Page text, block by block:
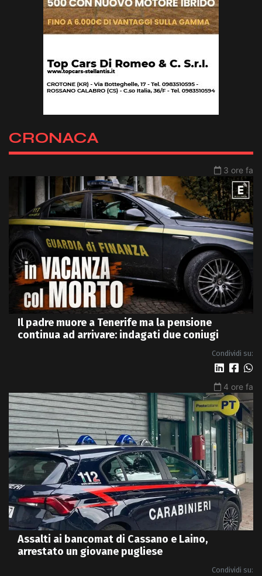
CRONACA
3 ore fa
Il padre muore a Tenerife ma la pensione
continua ad arrivare: indagati due coniugi
Condividi su:
4 ore fa
Assalti ai bancomat di Cassano e Laino,
arrestato un giovane pugliese
Condividi su: